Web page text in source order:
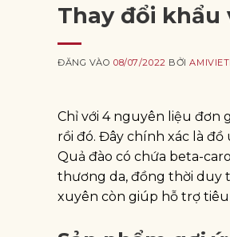
Thay đổi khẩu
ĐĂNG VÀO08/07/2022 BỞI
Chỉ với 4 nguyên liệu đơn
rồi đó. Đây chính xác là
Quả đào có chứa beta-
thương da, đồng thời duy
xuyên còn giúp hỗ trợ tiêu